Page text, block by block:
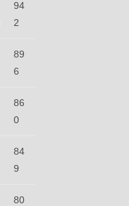
94
2
89
6
86
0
84
9
80